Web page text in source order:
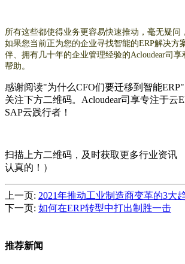
所有这些都使得业务更容易快速推动，毫无疑问
如果您当前正为您的企业寻找智能的ERP解决方
伴、拥有几十年的企业管理经验的Acloudear司
帮助。
感谢阅读"为什么CFO们要迁移到智能
关注下方二维码。Acloudear司享专注于云
SAP云践行者！
扫描上方二维码，及时获取更多行业资讯
认真的！）
上一页: 2021年推动工业制造商变革的3大
下一页: 如何在ERP转型中打出制胜一击
推荐新闻